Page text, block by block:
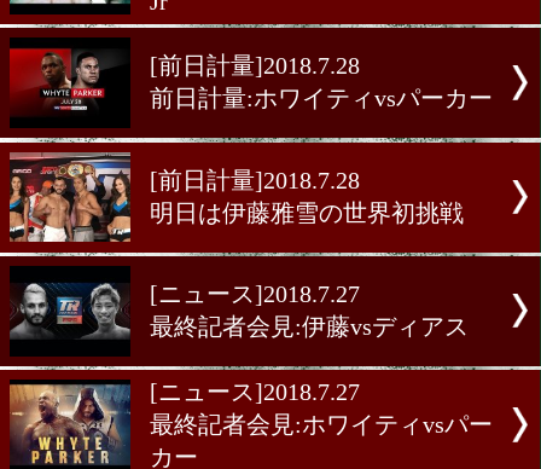
[メキシコ情報]2018.7.28
WBCラテン・ライトフラ
イトルマッチ
前日計量:ガルシアvsイー
Jr
[前日計量]2018.7.28
[前日計量]2018.7.28